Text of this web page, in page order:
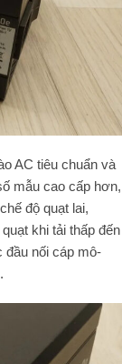
AC tiêu chuẩn và
mẫu cao cấp hơn,
độ quạt lai,
khi tải thấp đến
đầu nối cáp mô-